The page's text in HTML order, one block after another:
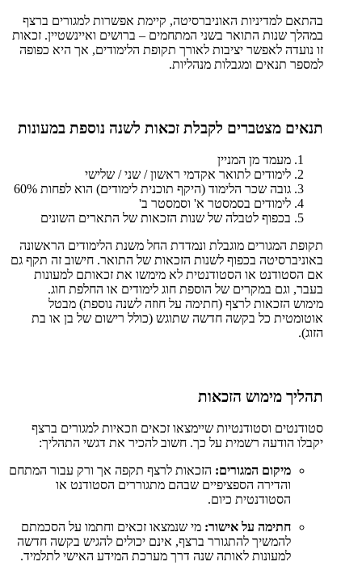
בהתאם למדיניות האוניברסיטה, קיימת אפשרות למגורים ברצף
במהלך שנות התואר בשני המתחמים – ברושים ואיינשטיין. זכאות
זו נועדה לאפשר יציבות לאורך תקופת הלימודים, אך היא כפופה
למספר תנאים ומגבלות מנהליות.
תנאים מצטברים לקבלת זכאות לשנה נוספת במעונות
מעמד מן המניין
לימודים לתואר אקדמי ראשון / שני / שלישי
גובה שכר הלימוד (היקף תוכנית לימודים) הוא לפחות 60%
לימודים בסמסטר א' וסמסטר ב'
בכפוף לטבלה של שנות הזכאות של התארים השונים
תקופת המגורים מוגבלת ונמדדת החל משנת הלימודים הראשונה
באוניברסיטה בכפוף לשנות הזכאות של התואר. חישוב זה תקף גם
אם הסטודנט או הסטודנטית לא מימשו את זכאותם למעונות
בעבר, וגם במקרים של הוספת חוג לימודים או החלפת חוג.
מימוש הזכאות לרצף (חתימה על חוזה לשנה נוספת) מבטל
אוטומטית כל בקשה חדשה שתוגש (כולל רישום של בן או בת
הזוג).
תהליך מימוש הזכאות
סטודנטים וסטודנטיות שיימצאו זכאים וזכאיות למגורים ברצף
יקבלו הודעה רשמית על כך. חשוב להכיר את דגשי התהליך:
מיקום המגורים: הזכאות לרצף תקפה אך ורק עבור המתחם
והדירה הספציפיים שבהם מתגוררים הסטודנט או
הסטודנטית כיום.
חתימה על אישור: מי שנמצאו זכאים וחתמו על הסכמתם
להמשיך להתגורר ברצף, אינם יכולים להגיש בקשה חדשה
למעונות לאותה שנה דרך מערכת המידע האישי לתלמיד.